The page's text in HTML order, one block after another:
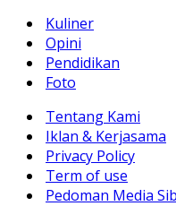
Kuliner
Opini
Pendidikan
Foto
Tentang Kami
Iklan & Kerjasama
Privacy Policy
Term of use
Pedoman Media